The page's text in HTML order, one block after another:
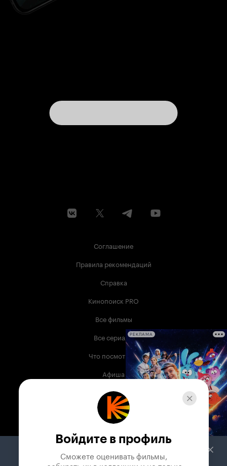
Соглашение
Правила рекомендаций
Справка
Кинопоиск PRO
Все фильмы
Все сериалы
Что посмотреть
Афиша
Музыка
Телепрограмма
Служба поддержки
РЕКЛАМА
Войдите в профиль
Сможете оценивать фильмы,